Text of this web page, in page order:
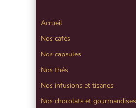
Accueil
Nos cafés
Nos capsules
Nos thés
Nos infusions et tisanes
Nos chocolats et gourmandises